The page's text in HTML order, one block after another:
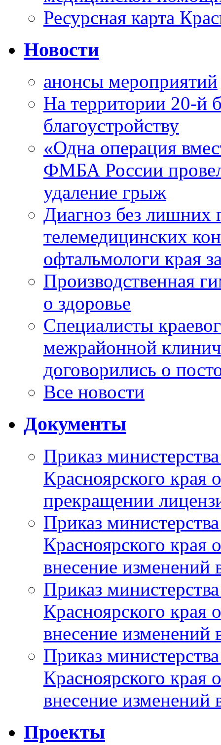
Ресурсная карта
Новости
анонсы мероприятий
На территории 20-й
благоустройству
«Одна операция
ФМБА России
удаление грыж
Диагноз без лишних
телемедицинских
офтальмологи края
Производственная
о здоровье
Специалисты
межрайонной
договорились о
Все новости
Документы
Приказ
Красноярского
прекращении
Приказ
Красноярского
внесение изменений
Приказ
Красноярского
внесение изменений
Приказ
Красноярского
внесение изменений
Проекты